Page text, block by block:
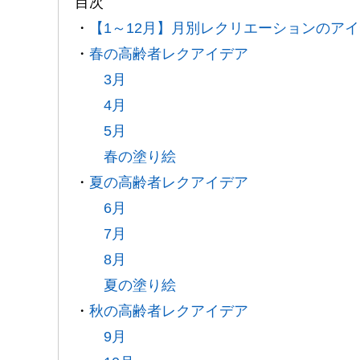
・
【1～12月】月別レクリエーションのア
・ 春の高齢者レクアイデア
3月
4月
5月
春の塗り絵
・ 夏の高齢者レクアイデア
6月
7月
8月
夏の塗り絵
・ 秋の高齢者レクアイデア
9月